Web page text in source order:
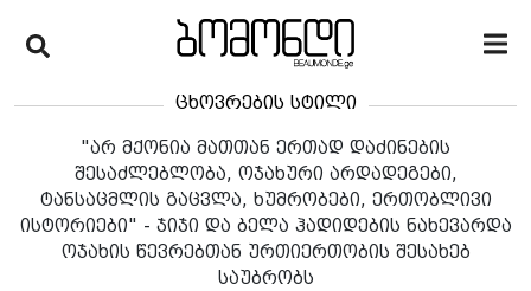
ცხოვრების სტილი
"არ მქონია მათთან ერთად დაძინების
შესაძლებლობა, ოჯახური არდადეგები,
ტანსაცმლის გაცვლა, ხუმრობები, ერთობლივი
ისტორიები" - ჯიჯი და ბელა ჰადიდების ნახევარდა
ოჯახის წევრებთან ურთიერთობის შესახებ
საუბრობს